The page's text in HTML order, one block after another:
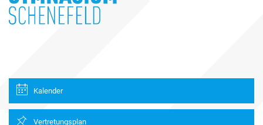
Kalender
Vertretungsplan